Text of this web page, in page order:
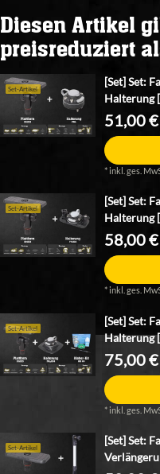
Diesen Artikel
preisreduziert
Set-Artikel
[Set] Set:
Halterung
51,00
*inkl. ges.
Set-Artikel
[Set] Set:
Halterung
58,00
*inkl. ges.
Set-Artikel
[Set] Set:
Halterung
75,00
* inkl. ges.
Set-Artikel
[Set] Set: